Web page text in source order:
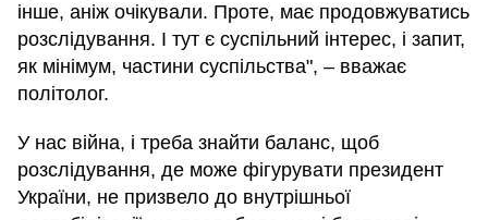
інше, аніж очікували. Проте, має продовжуватись
розслідування. І тут є суспільний інтерес, і запит,
як мінімум, частини суспільства", – вважає
політолог.
У нас війна, і треба знайти баланс, щоб
розслідування, де може фігурувати президент
України, не призвело до внутрішньої